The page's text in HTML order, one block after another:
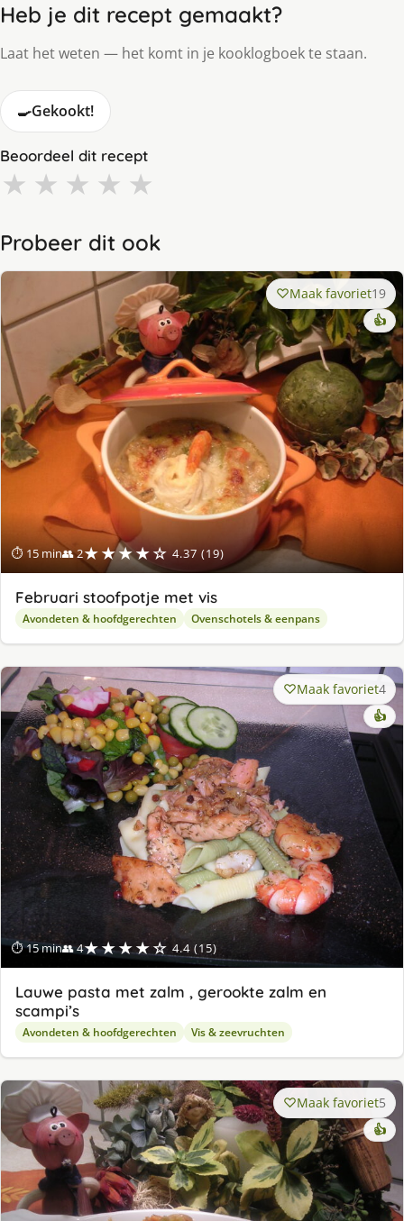
Heb je dit recept gemaakt?
Laat het weten — het komt in je kooklogboek te staan.
🍳Gekookt!
Beoordeel dit recept
★ ★ ★ ★ ★
Probeer dit ook
⏱ 15 min👥 2★★★★☆ 4.37 (19)
Maak favoriet19
👍
Februari stoofpotje met vis
Avondeten & hoofdgerechten Ovenschotels & eenpans
⏱ 15 min👥 4★★★★☆ 4.4 (15)
Maak favoriet4
👍
Lauwe pasta met zalm , gerookte zalm en
scampi’s
Avondeten & hoofdgerechten Vis & zeevruchten
Maak favoriet5
👍